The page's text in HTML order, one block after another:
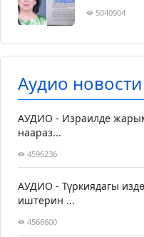
5040904
Аудио новости
АУДИО - Израилде
наараз...
4596236
АУДИО - Түркиядагы
иштерин ...
4566600